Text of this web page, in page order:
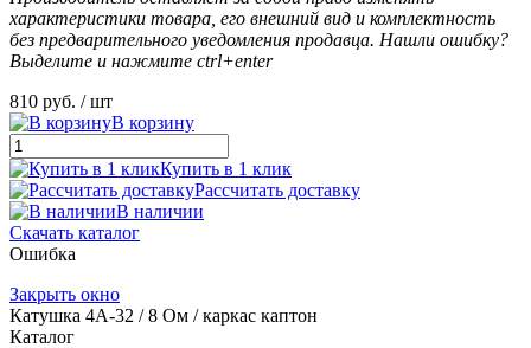
характеристики товара, его внешний вид и комплектность
без предварительного уведомления продавца. Нашли ошибку?
Выделите и нажмите ctrl+enter
810 руб. / шт
В корзину
Купить в 1 клик
Рассчитать доставку
В наличии
Скачать каталог
Ошибка
Закрыть окно
Катушка 4А-32 / 8 Ом / каркас каптон
Каталог